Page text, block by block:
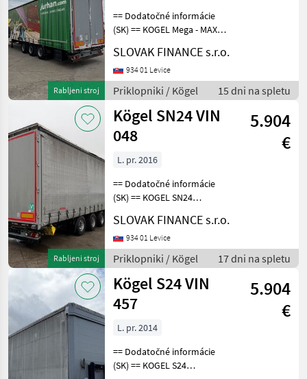
Rabljeni stroj
== Dodatočné informácie
(SK) == KOGEL Mega - MAXX
r.v.03/2011, zdvíhacia
náprava, kotúčové brzdy,
vnútorná výška: 3 m, váha:
6500 kg, celk
SLOVAK FINANCE s.r.o.
934 01 Levice
Priklopniki / Kögel 15 dni na spletu
Rabljeni stroj
Kögel SN24 VIN
048
5.904
€
L. pr. 2016
== Dodatočné informácie
(SK) == KOGEL SN24
05/2016, kotúčové brzdy,
zdvíhacia náprava,
neprezerateľná plachta,
vnútorná výška 3m,
mechan
SLOVAK FINANCE s.r.o.
934 01 Levice
Priklopniki / Kögel 17 dni na spletu
Kögel S24 VIN
457
5.904
€
L. pr. 2014
== Dodatočné informácie
(SK) == KOGEL S24